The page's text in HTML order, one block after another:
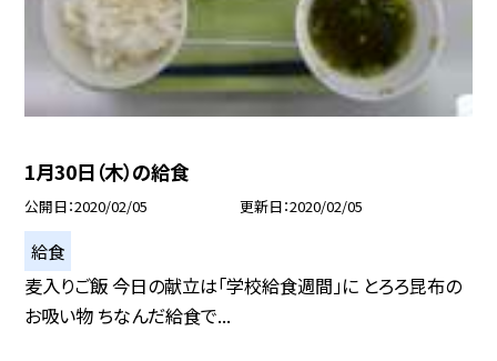
1月30日（木）の給食
公開日 2020/02/05 更新日 2020/02/05
給食
麦入りご飯 今日の献立は「学校給食週間」に とろろ昆布の
お吸い物 ちなんだ給食で...